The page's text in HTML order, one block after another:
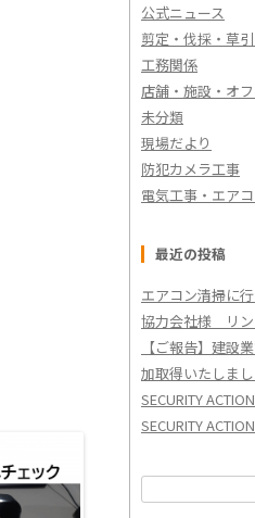
公式ニュース
剪定・伐採・草
工務関係
店舗・施設・オ
未分類
現場だより
防犯カメラ工事
電気工事・エア
最近の投稿
エアコン清掃に
協力会社様 リン
【ご報告】建設
加取得いたしま
SECURITY
SECURITY
検
索: